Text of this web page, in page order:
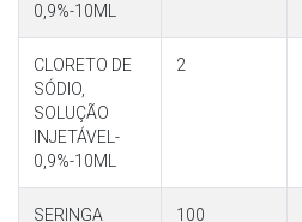
0,9%-10ML
CLORETO DE
SÓDIO,
SOLUÇÃO
INJETÁVEL-
0,9%-10ML
2
SERINGA
100